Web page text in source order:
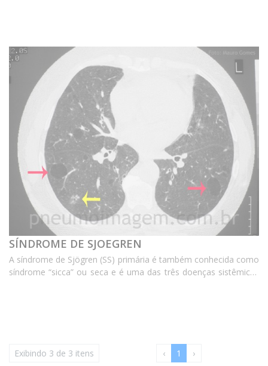
SÍNDROME DE SJOEGREN
A síndrome de Sjögren (SS) primária é também conhecida como
síndrome “sicca” ou seca e é uma das três doenças sistêmicas
Exibindo 3 de 3 itens ‹ 1 ›